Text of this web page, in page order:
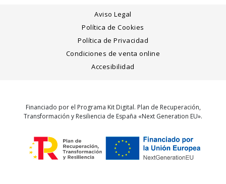
Aviso Legal
Política de Cookies
Política de Privacidad
Condiciones de venta online
Accesibilidad
Financiado por el Programa Kit Digital. Plan de Recuperación,
Transformación y Resiliencia de España «Next Generation EU».